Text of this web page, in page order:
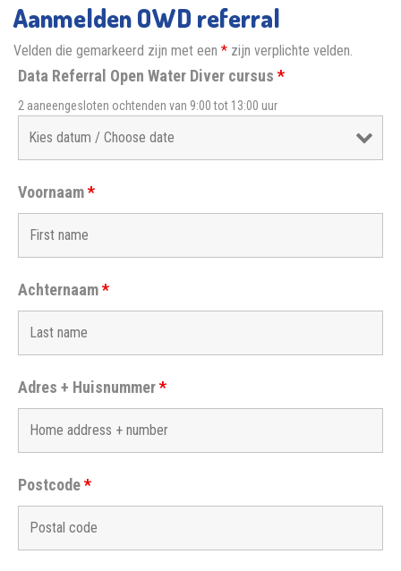
Aanmelden OWD referral
Velden die gemarkeerd zijn met een * zijn verplichte velden.
Data Referral Open Water Diver cursus *
2 aaneengesloten ochtenden van 9:00 tot 13:00 uur
Voornaam*
Achternaam*
Adres + Huisnummer*
Postcode*